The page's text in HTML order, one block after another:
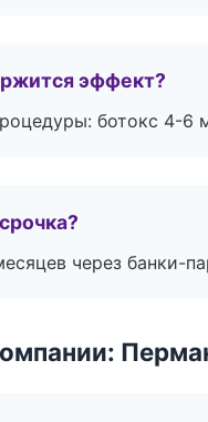
эффект?
ботокс 4-
через банки-